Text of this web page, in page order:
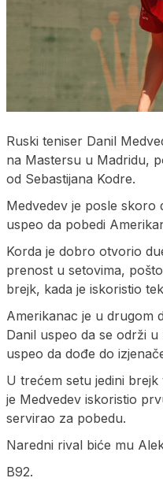
Ruski teniser Danil
na Mastersu u Madridu,
od Sebastijana Kodre.
Medvedev je posle skoro
uspeo da pobedi
Korda je dobro otvorio
prenost u setovima,
brejk, kada je iskoristio
Amerikanac je u drugom
Danil uspeo da se održi
uspeo da dođe do
U trećem setu jedini
je Medvedev iskoristio
servirao za pobedu.
Naredni rival biće mu
B92.